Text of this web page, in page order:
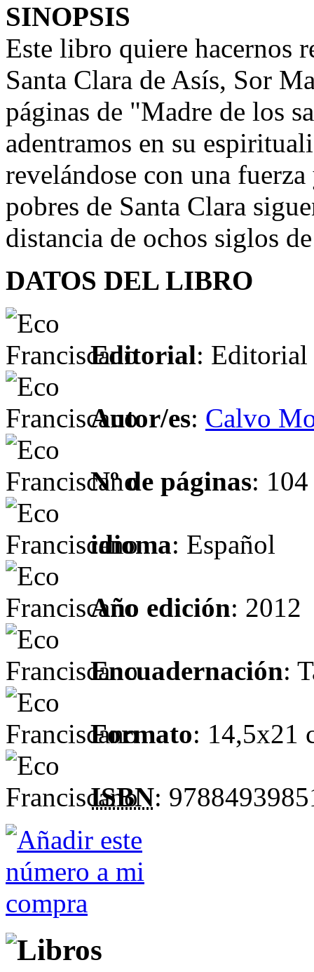
SINOPSIS
Este libro quiere hacernos
Santa Clara de Asís, Sor
páginas de "Madre de los
adentramos en su
revelándose con una
pobres de Santa Clara
distancia de ochos siglos
DATOS DEL LIBRO
Editorial: Editorial
Autor/es: Calvo
Nº de páginas: 104
idioma: Español
Año edición: 2012
Encuadernación:
Formato: 14,5x21
ISBN: